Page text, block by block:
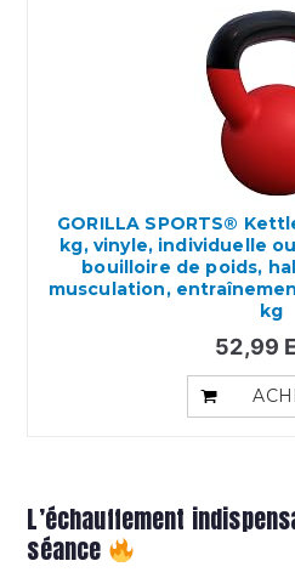
GORILLA SPORTS®
kg, vinyle, individuelle
bouilloire de poids,
musculation,
kg
52,99
L’échauffement
séance